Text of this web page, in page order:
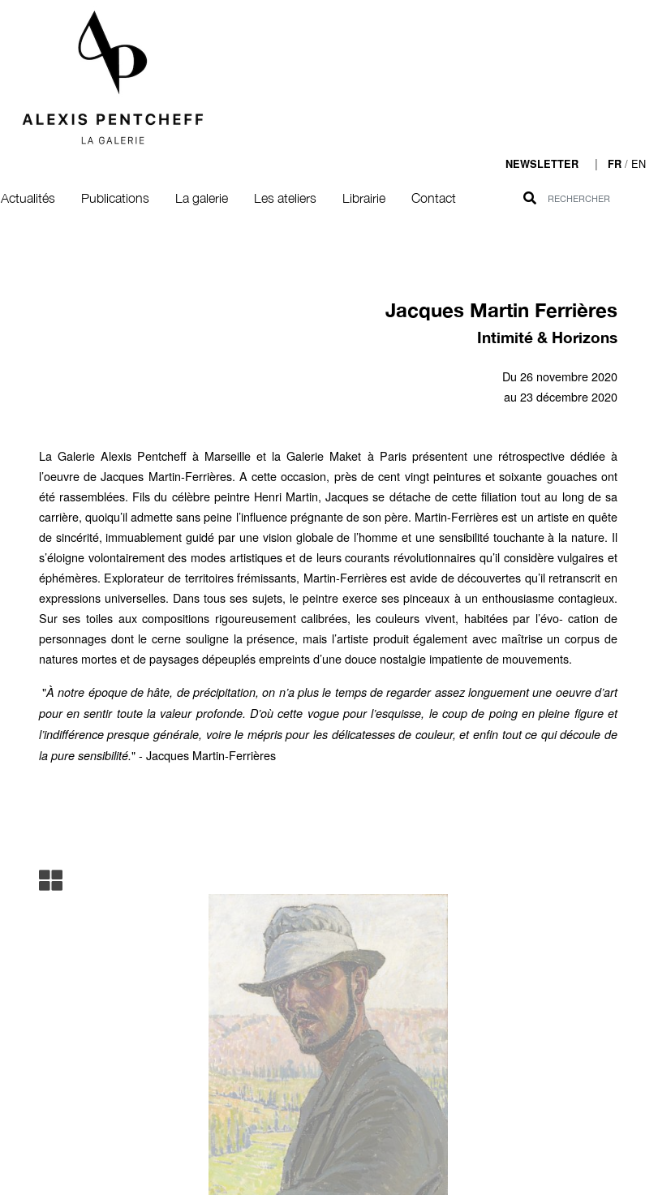
NEWSLETTER | FR / EN
Actualités Publications La galerie Les ateliers Librairie Contact
Jacques Martin Ferrières
Intimité & Horizons
Du 26 novembre 2020
au 23 décembre 2020
La Galerie Alexis Pentcheff à Marseille et la Galerie Maket à Paris présentent une rétrospective dédiée à
l’oeuvre de Jacques Martin-Ferrières. A cette occasion, près de cent vingt peintures et soixante gouaches ont
été rassemblées. Fils du célèbre peintre Henri Martin, Jacques se détache de cette filiation tout au long de sa
carrière, quoiqu’il admette sans peine l’influence prégnante de son père. Martin-Ferrières est un artiste en quête
de sincérité, immuablement guidé par une vision globale de l’homme et une sensibilité touchante à la nature. Il
s’éloigne volontairement des modes artistiques et de leurs courants révolutionnaires qu’il considère vulgaires et
éphémères. Explorateur de territoires frémissants, Martin-Ferrières est avide de découvertes qu’il retranscrit en
expressions universelles. Dans tous ses sujets, le peintre exerce ses pinceaux à un enthousiasme contagieux.
Sur ses toiles aux compositions rigoureusement calibrées, les couleurs vivent, habitées par l’évo- cation de
personnages dont le cerne souligne la présence, mais l’artiste produit également avec maîtrise un corpus de
natures mortes et de paysages dépeuplés empreints d’une douce nostalgie impatiente de mouvements.
"À notre époque de hâte, de précipitation, on n’a plus le temps de regarder assez longuement une oeuvre d’art
pour en sentir toute la valeur profonde. D’où cette vogue pour l’esquisse, le coup de poing en pleine figure et
l’indifférence presque générale, voire le mépris pour les délicatesses de couleur, et enfin tout ce qui découle de
la pure sensibilité." - Jacques Martin-Ferrières